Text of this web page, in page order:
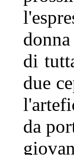
di
due
da